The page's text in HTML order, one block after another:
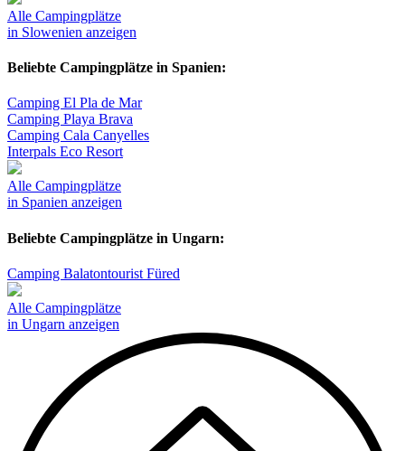
Alle Campingplätze
in Slowenien anzeigen
Beliebte Campingplätze in Spanien:
Camping El Pla de Mar
Camping Playa Brava
Camping Cala Canyelles
Interpals Eco Resort
Alle Campingplätze
in Spanien anzeigen
Beliebte Campingplätze in Ungarn:
Camping Balatontourist Füred
Alle Campingplätze
in Ungarn anzeigen